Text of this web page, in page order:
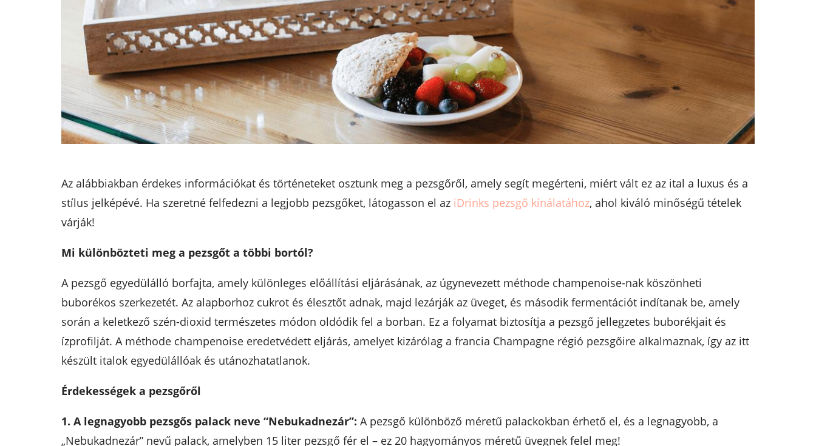
Az alábbiakban érdekes információkat és történeteket osztunk meg a pezsgőről, amely segít megérteni, miért vált ez az ital a luxus és a
stílus jelképévé. Ha szeretné felfedezni a legjobb pezsgőket, látogasson el az iDrinks pezsgő kínálatához, ahol kiváló minőségű tételek
várják!
Mi különbözteti meg a pezsgőt a többi bortól?
A pezsgő egyedülálló borfajta, amely különleges előállítási eljárásának, az úgynevezett méthode champenoise-nak köszönheti
buborékos szerkezetét. Az alapborhoz cukrot és élesztőt adnak, majd lezárják az üveget, és második fermentációt indítanak be, amely
során a keletkező szén-dioxid természetes módon oldódik fel a borban. Ez a folyamat biztosítja a pezsgő jellegzetes buborékjait és
ízprofilját. A méthode champenoise eredetvédett eljárás, amelyet kizárólag a francia Champagne régió pezsgőire alkalmaznak, így az itt
készült italok egyedülállóak és utánozhatatlanok.
Érdekességek a pezsgőről
1. A legnagyobb pezsgős palack neve “Nebukadnezár”: A pezsgő különböző méretű palackokban érhető el, és a legnagyobb, a
„Nebukadnezár” nevű palack, amelyben 15 liter pezsgő fér el – ez 20 hagyományos méretű üvegnek felel meg!